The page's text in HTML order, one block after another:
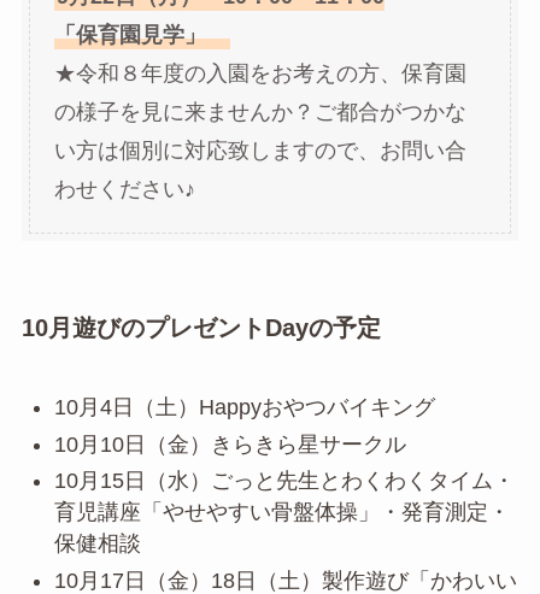
「保育園見学」
★令和８年度の入園をお考えの方、保育園
の様子を見に来ませんか？ご都合がつかな
い方は個別に対応致しますので、お問い合
わせください♪
10月遊びのプレゼントDayの予定
10月4日（土）Happyおやつバイキング
10月10日（金）きらきら星サークル
10月15日（水）ごっと先生とわくわくタイム・
育児講座「やせやすい骨盤体操」・発育測定・
保健相談
10月17日（金）18日（土）製作遊び「かわいい